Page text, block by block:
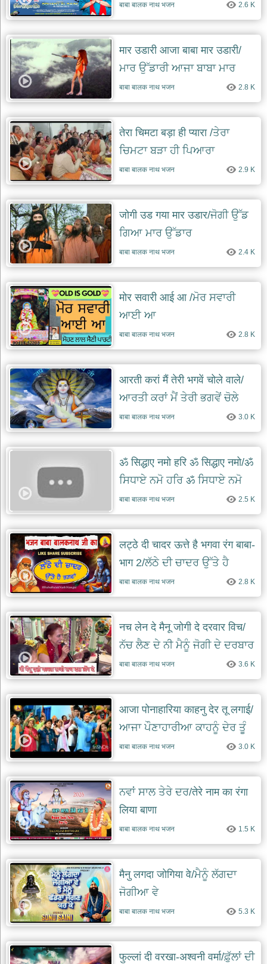
बाबा बालक नाथ भजन 2.6 K
मार उडारी आजा बाबा मार उडारी/
ਮਾਰ ਉੱਡਾਰੀ ਆਜਾ ਬਾਬਾ ਮਾਰ
ਉੱਡਾਰੀ
बाबा बालक नाथ भजन 2.8 K
तेरा चिमटा बड़ा ही प्यारा /ਤੇਰਾ
ਚਿਮਟਾ ਬੜਾ ਹੀ ਪਿਆਰਾ
बाबा बालक नाथ भजन 2.9 K
जोगी उड गया मार उडार/ਜੋਗੀ ਉੱਡ
ਗਿਆ ਮਾਰ ਉੱਡਾਰ
बाबा बालक नाथ भजन 2.4 K
मोर सवारी आई आ /ਮੋਰ ਸਵਾਰੀ
ਆਈ ਆ
बाबा बालक नाथ भजन 2.8 K
आरती करां मैं तेरी भगवें चोले वाले/
ਆਰਤੀ ਕਰਾਂ ਮੈਂ ਤੇਰੀ ਭਗਵੇਂ ਚੋਲੇ
ਵਾਲੇ
बाबा बालक नाथ भजन 3.0 K
ॐ सिद्धाए नमो हरि ॐ सिद्धाए नमो/ॐ
ਸਿਧਾਏ ਨਮੋ ਹਰਿ ॐ ਸਿਧਾਏ ਨਮੋ
बाबा बालक नाथ भजन 2.5 K
लट्ठे दी चादर ऊत्ते है भगवा रंग बाबा-
भाग 2/ਲੱਠੇ ਦੀ ਚਾਦਰ ਉੱਤੇ ਹੈ
ਭਗਵਾਂ ਰੰਗ ਬਾਬਾ
बाबा बालक नाथ भजन 2.8 K
नच लेन दे मैनू जोगी दे दरवार विच/
ਨੱਚ ਲੈਣ ਦੇ ਨੀ ਮੈਨੂੰ ਜੋਗੀ ਦੇ ਦਰਬਾਰ
ਵਿੱਚ
बाबा बालक नाथ भजन 3.6 K
आजा पोनाहारिया काहनु देर तू लगाई/
ਆਜਾ ਪੌਣਾਹਾਰੀਆ ਕਾਹਨੂੰ ਦੇਰ ਤੂੰ
ਤੂੰ ਲਗਾਈ
बाबा बालक नाथ भजन 3.0 K
ਨਵਾਂ ਸਾਲ ਤੇਰੇ ਦਰ/तेरे नाम का रंगा
लिया बाणा
बाबा बालक नाथ भजन 1.5 K
मैनु लगदा जोगिया वे/ਮੈਨੂੰ ਲੱਗਦਾ
ਜੋਗੀਆ ਵੇ
बाबा बालक नाथ भजन 5.3 K
फुल्लां दी वरखा-अश्वनी वर्मा/ਫ਼ੁੱਲਾਂ ਦੀ